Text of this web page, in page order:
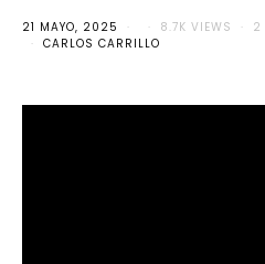
21 MAYO, 2025 8.7K VIEWS
2
CARLOS CARRILLO